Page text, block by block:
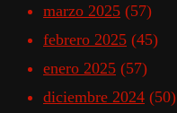
marzo 2025 (57)
febrero 2025 (45)
enero 2025 (57)
diciembre 2024 (50)